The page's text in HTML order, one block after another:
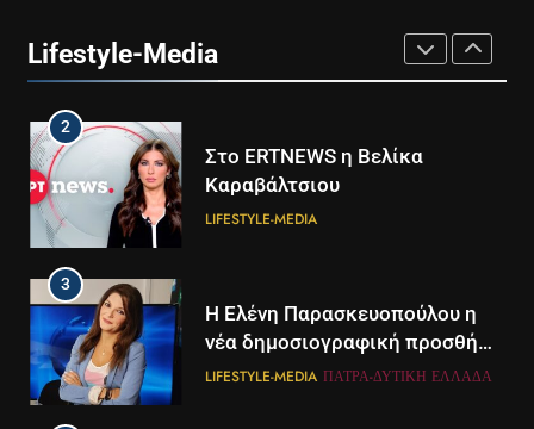
Lifestyle-MediaLIFESTYLE-MEDIA
2
Στο ERTNEWS η Βελίκα
Καραβάλτσιου
LIFESTYLE-MEDIA
3
Η Ελένη Παρασκευοπούλου η
νέα δημοσιογραφική προσθήκη
του ΣΚΑΪ στην Πάτρα
LIFESTYLE-MEDIA ΠΆΤΡΑ-ΔΥΤΙΚΉ ΕΛΛΆΔΑ